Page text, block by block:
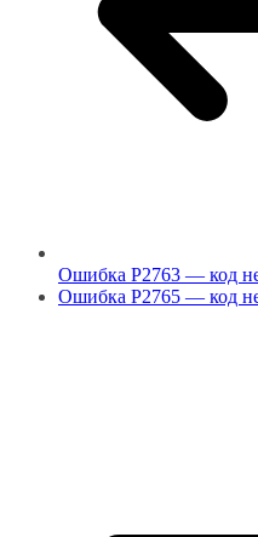
Ошибка P2763 — код
Ошибка P2765 — код